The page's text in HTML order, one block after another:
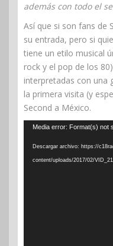
además con todo el
Así que si son fans de
su entrada, pero si
tiene un etilo musical
rock y el pop de los
interpretadas con una
la primera visita (y
Second a México.
Reproductor
Media error: Format(s) not
Descargar archivo: https://
content/uploads/2017/02/